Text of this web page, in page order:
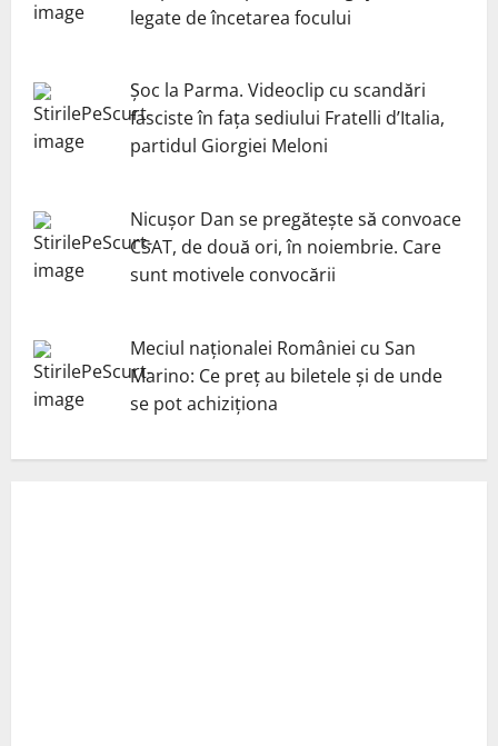
legate de încetarea focului
Șoc la Parma. Videoclip cu scandări
fasciste în fața sediului Fratelli d’Italia,
partidul Giorgiei Meloni
Nicuşor Dan se pregăteşte să convoace
CSAT, de două ori, în noiembrie. Care
sunt motivele convocării
Meciul naționalei României cu San
Marino: Ce preț au biletele și de unde
se pot achiziționa